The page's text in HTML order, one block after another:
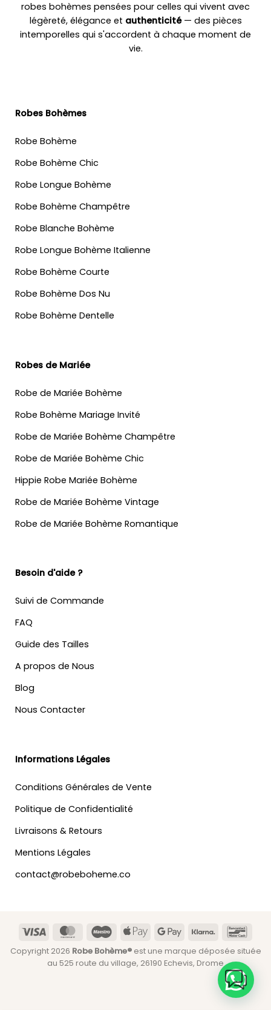
robes bohèmes pensées pour celles qui vivent avec
légèreté, élégance et authenticité— des pièces
intemporelles qui s'accordent à chaque moment de
vie.
Robes Bohèmes
Robe Bohème
Robe Bohème Chic
Robe Longue Bohème
Robe Bohème Champêtre
Robe Blanche Bohème
Robe Longue Bohème Italienne
Robe Bohème Courte
Robe Bohème Dos Nu
Robe Bohème Dentelle
Robes de Mariée
Robe de Mariée Bohème
Robe Bohème Mariage Invité
Robe de Mariée Bohème Champêtre
Robe de Mariée Bohème Chic
Hippie Robe Mariée Bohème
Robe de Mariée Bohème Vintage
Robe de Mariée Bohème Romantique
Besoin d'aide ?
Suivi de Commande
FAQ
Guide des Tailles
A propos de Nous
Blog
Nous Contacter
Informations Légales
Conditions Générales de Vente
Politique de Confidentialité
Livraisons & Retours
Mentions Légales
contact@robeboheme.co
Visa MasterCardMaestroApple
Google Klarna
Copyright 2026 Robe Bohème®est une marque déposée située
au 525 route du village, 26190 Echevis, Drome